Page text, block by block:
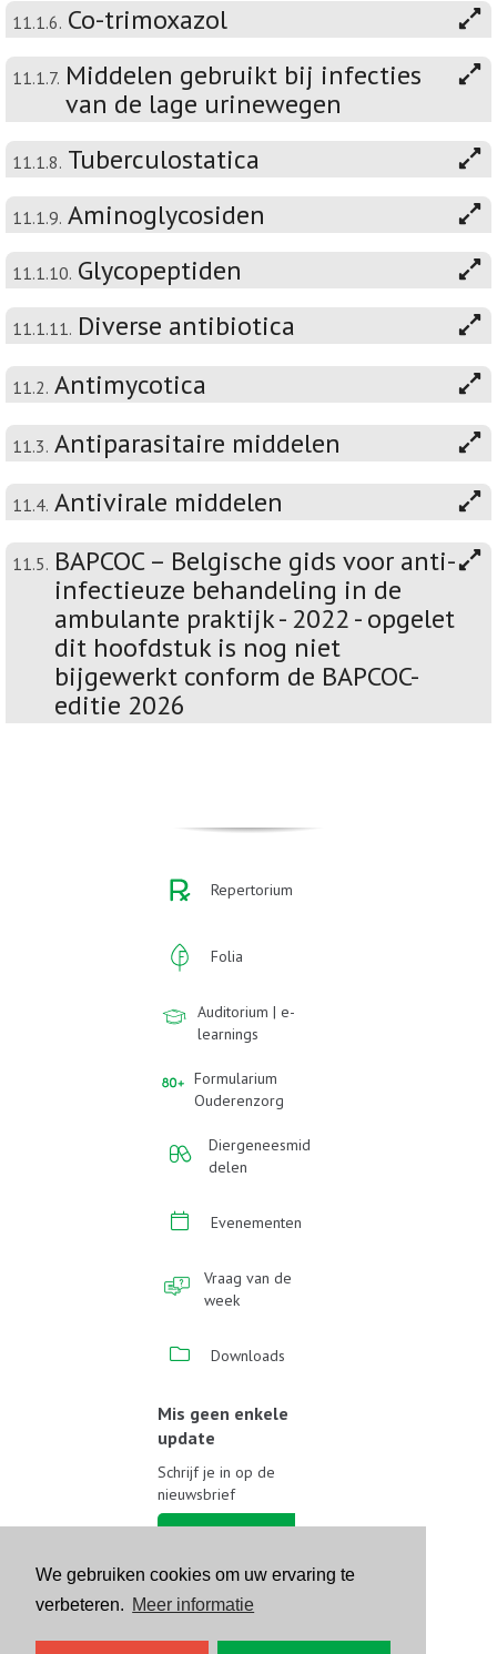
We gebruiken cookies om uw ervaring te
verbeteren. Meer informatie
11.1.6. Co-trimoxazol
11.1.7. Middelen gebruikt bij infecties
van de lage urinewegen
11.1.8. Tuberculostatica
11.1.9. Aminoglycosiden
11.1.10. Glycopeptiden
11.1.11. Diverse antibiotica
11.2. Antimycotica
11.3. Antiparasitaire middelen
11.4. Antivirale middelen
11.5. BAPCOC – Belgische gids voor anti-
infectieuze behandeling in de
ambulante praktijk - 2022 - opgelet
dit hoofdstuk is nog niet
bijgewerkt conform de BAPCOC-
editie 2026
Repertorium
Folia
Auditorium | e-
learnings
Formularium
Ouderenzorg
Diergeneesmid
delen
Evenementen
Vraag van de
week
Downloads
Mis geen enkele
update
Schrijf je in op de
nieuwsbrief
Volg ons op sociale media